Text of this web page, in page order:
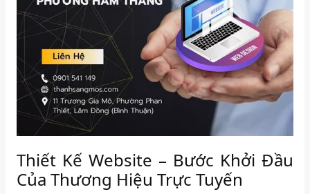
Thiết Kế Website – Bước Khởi Đầu
Của Thương Hiệu Trực Tuyến